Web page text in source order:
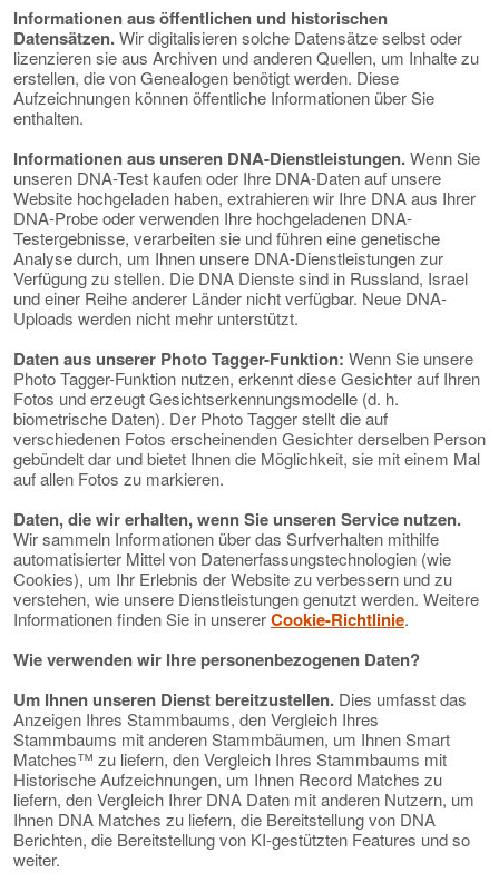
Informationen aus öffentlichen und historischen
Datensätzen.Wir digitalisieren solche Datensätze selbst oder
lizenzieren sie aus Archiven und anderen Quellen, um Inhalte zu
erstellen, die von Genealogen benötigt werden. Diese
Aufzeichnungen können öffentliche Informationen über Sie
enthalten.
Informationen aus unseren DNA-Dienstleistungen.Wenn Sie
unseren DNA-Test kaufen oder Ihre DNA-Daten auf unsere
Website hochgeladen haben, extrahieren wir Ihre DNA aus Ihrer
DNA-Probe oder verwenden Ihre hochgeladenen DNA-
Testergebnisse, verarbeiten sie und führen eine genetische
Analyse durch, um Ihnen unsere DNA-Dienstleistungen zur
Verfügung zu stellen. Die DNA Dienste sind in Russland, Israel
und einer Reihe anderer Länder nicht verfügbar. Neue DNA-
Uploads werden nicht mehr unterstützt.
Daten aus unserer Photo Tagger-Funktion: Wenn Sie unsere
Photo Tagger-Funktion nutzen, erkennt diese Gesichter auf Ihren
Fotos und erzeugt Gesichtserkennungsmodelle (d. h.
biometrische Daten). Der Photo Tagger stellt die auf
verschiedenen Fotos erscheinenden Gesichter derselben Person
gebündelt dar und bietet Ihnen die Möglichkeit, sie mit einem Mal
auf allen Fotos zu markieren.
Daten, die wir erhalten, wenn Sie unseren Service nutzen.
Wir sammeln Informationen über das Surfverhalten mithilfe
automatisierter Mittel von Datenerfassungstechnologien (wie
Cookies), um Ihr Erlebnis der Website zu verbessern und zu
verstehen, wie unsere Dienstleistungen genutzt werden. Weitere
Informationen finden Sie in unsererCookie-Richtlinie.
Wie verwenden wir Ihre personenbezogenen Daten?
Um Ihnen unseren Dienst bereitzustellen. Dies umfasst das
Anzeigen Ihres Stammbaums, den Vergleich Ihres
Stammbaums mit anderen Stammbäumen, um Ihnen Smart
Matches™ zu liefern, den Vergleich Ihres Stammbaums mit
Historische Aufzeichnungen, um Ihnen Record Matches zu
liefern, den Vergleich Ihrer DNA Daten mit anderen Nutzern, um
Ihnen DNA Matches zu liefern, die Bereitstellung von DNA
Berichten, die Bereitstellung von KI-gestützten Features und so
weiter.